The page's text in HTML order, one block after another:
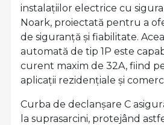
instalațiilor electrice cu
Noark, proiectată pentru a
de siguranță și fiabilitate.
automată de tip 1P este
curent maxim de 32A, fiind
aplicații rezidențiale și
Curba de declanșare C
la suprasarcini, protejând